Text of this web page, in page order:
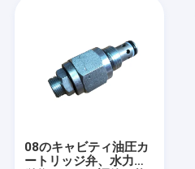
08のキャビティ油圧カ
ートリッジ弁、水力の